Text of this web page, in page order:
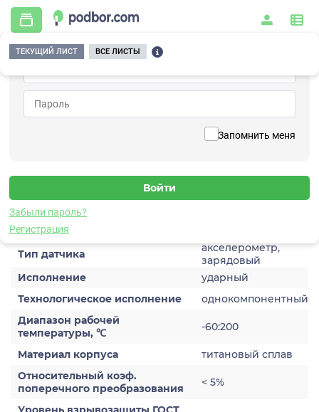
Запомнить меня
Забыли пароль?
Регистрация
ТЕКУЩИЙ ЛИСТ ВСЕ ЛИСТЫ
Главная / Контрольно-измерительные приборы и автоматика / Датчики /
Виброускорения / 1C306HA-01
Датчик виброускорения
Характеристики
Тип датчика
акселерометр,
зарядовый
Исполнение
ударный
Технологическое исполнение
однокомпонентный
Диапазон рабочей
температуры, ℃
-60:200
Материал корпуса
титановый сплав
Относительный коэф.
поперечного преобразования
< 5%